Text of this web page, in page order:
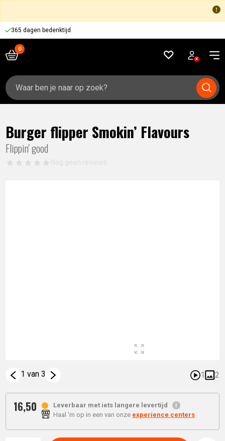
365 dagen bedenktijd
Zoeken
naar:
Burger flipper Smokin’ Flavours
Flippin' good
1 van 3 1 2
16,50
Leverbaar met iets langere levertijd
Haal 'm op in een van onze experience centers